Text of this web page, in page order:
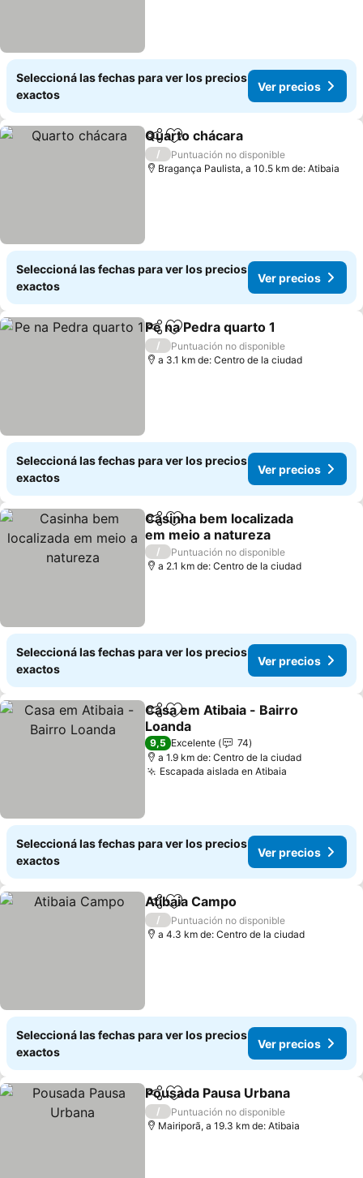
Seleccioná las fechas para ver los precios
exactos
Ver precios
CompartirAñadir a favoritos
Quarto chácara
/
Puntuación no disponible
Bragança Paulista, a 10.5 km de: Atibaia
Seleccioná las fechas para ver los precios
exactos
Ver precios
CompartirAñadir a favoritos
Pe na Pedra quarto 1
/
Puntuación no disponible
a 3.1 km de: Centro de la ciudad
Seleccioná las fechas para ver los precios
exactos
Ver precios
CompartirAñadir a favoritos
Casinha bem localizada
em meio a natureza
Ver precios
/
Puntuación no disponible
a 2.1 km de: Centro de la ciudad
Seleccioná las fechas para ver los precios
exactos
Ver precios
CompartirAñadir a favoritos
Casa em Atibaia - Bairro
Loanda
Ver precios
9,5 Excelente
74
a 1.9 km de: Centro de la ciudad
Escapada aislada en Atibaia
Seleccioná las fechas para ver los precios
exactos
Ver precios
CompartirAñadir a favoritos
Atibaia Campo
/
Puntuación no disponible
a 4.3 km de: Centro de la ciudad
Seleccioná las fechas para ver los precios
exactos
Ver precios
CompartirAñadir a favoritos
Pousada Pausa Urbana
/
Puntuación no disponible
Mairiporã, a 19.3 km de: Atibaia